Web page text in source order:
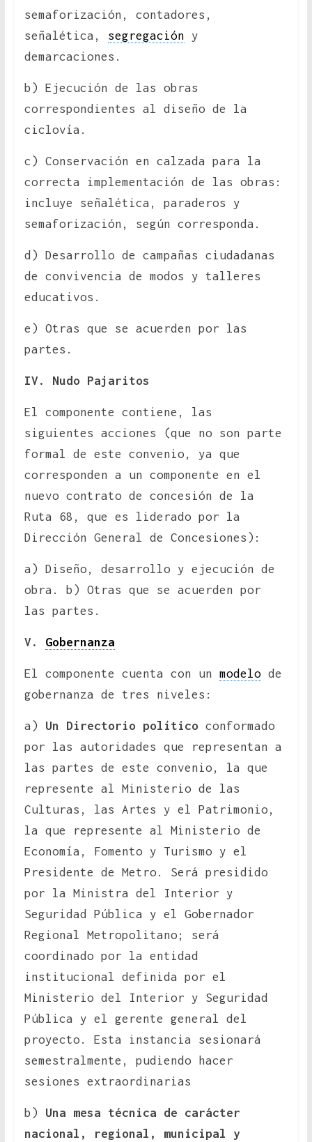
semaforización, contadores,
señalética, segregación y
demarcaciones.
b) Ejecución de las obras
correspondientes al diseño de la
ciclovía.
c) Conservación en calzada para la
correcta implementación de las obras:
incluye señalética, paraderos y
semaforización, según corresponda.
d) Desarrollo de campañas ciudadanas
de convivencia de modos y talleres
educativos.
e) Otras que se acuerden por las
partes.
IV. Nudo Pajaritos
El componente contiene, las
siguientes acciones (que no son parte
formal de este convenio, ya que
corresponden a un componente en el
nuevo contrato de concesión de la
Ruta 68, que es liderado por la
Dirección General de Concesiones):
a) Diseño, desarrollo y ejecución de
obra. b) Otras que se acuerden por
las partes.
V. Gobernanza
El componente cuenta con un modelode
gobernanza de tres niveles:
a) Un Directorio político conformado
por las autoridades que representan a
las partes de este convenio, la que
represente al Ministerio de las
Culturas, las Artes y el Patrimonio,
la que represente al Ministerio de
Economía, Fomento y Turismo y el
Presidente de Metro. Será presidido
por la Ministra del Interior y
Seguridad Pública y el Gobernador
Regional Metropolitano; será
coordinado por la entidad
institucional definida por el
Ministerio del Interior y Seguridad
Pública y el gerente general del
proyecto. Esta instancia sesionará
semestralmente, pudiendo hacer
sesiones extraordinarias
b) Una mesa técnica de carácter
nacional, regional, municipal y